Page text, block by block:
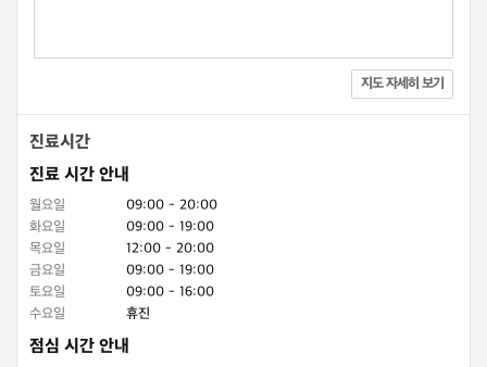
지도 자세히 보기
진료시간
진료 시간 안내
월요일
09:00 - 20:00
화요일
09:00 - 19:00
목요일
12:00 - 20:00
금요일
09:00 - 19:00
토요일
09:00 - 16:00
수요일
휴진
점심 시간 안내